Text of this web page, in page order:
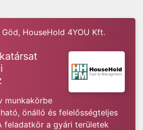
Göd, HouseHold 4YOU Kft.
munkakörbe
önálló és felelősségteljes
feladatkör a gyári területek